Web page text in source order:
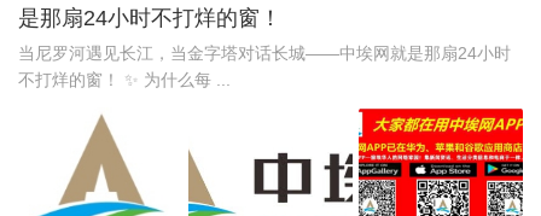
是那扇24小时不打烊的窗！
当尼罗河遇见长江，当金字塔对话长城——‌中埃网‌就是那扇24小时
不打烊的窗！ ✨ ‌为什么每 ...